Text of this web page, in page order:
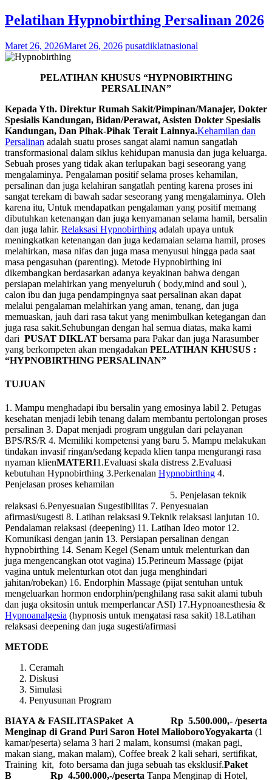
Pelatihan Hypnobirthing Persalinan 2026
Maret 26, 2026Maret 26, 2026 pusatdiklatnasional
PELATIHAN KHUSUS “HYPNOBIRTHING
PERSALINAN”
Kepada Yth. Direktur Rumah Sakit/Pimpinan/Manajer, Dokter
Spesialis Kandungan, Bidan/Perawat, Asisten Dokter Spesialis
Kandungan, Dan Pihak-Pihak Terait Lainnya.Kehamilan dan
Persalinan adalah suatu proses sangat alami namun sangatlah
transformasional dalam siklus kehidupan manusia dan juga keluarga.
Sebuah proses yang tidak akan terlupakan bagi seseorang yang
mengalaminya. Pengalaman positif selama proses kehamilan,
persalinan dan juga kelahiran sangatlah penting karena proses ini
sangat terekam di bawah sadar seseorang yang mengalaminya. Oleh
karena itu, Untuk mendapatkan pengalaman yang positif memang
dibutuhkan ketenangan dan juga kenyamanan selama hamil, bersalin
dan juga lahir. Relaksasi Hypnobirthing adalah upaya untuk
meningkatkan ketenangan dan juga kedamaian selama hamil, proses
melahirkan, masa nifas dan juga masa menyusui hingga pada saat
masa pengasuhan (parenting). Metode Hypnobirthing ini
dikembangkan berdasarkan adanya keyakinan bahwa dengan
persiapan melahirkan yang menyeluruh ( body,mind and soul ),
calon ibu dan juga pendampingnya saat persalinan akan dapat
melalui pengalaman melahirkan yang aman, tenang, dan juga
memuaskan, jauh dari rasa takut yang menimbulkan ketegangan dan
juga rasa sakit.Sehubungan dengan hal semua diatas, maka kami
dari PUSAT DIKLAT bersama para Pakar dan juga Narasumber
yang berkompeten akan mengadakan PELATIHAN KHUSUS :
“HYPNOBIRTHING PERSALINAN”
TUJUAN
1. Mampu menghadapi ibu bersalin yang emosinya labil 2. Petugas
kesehatan menjadi lebih tenang dalam membantu pertolongan proses
persalinan 3. Dapat menjadi program unggulan dari pelayanan
BPS/RS/R 4. Memiliki kompetensi yang baru 5. Mampu melakukan
tindakan invasif ringan/sedang kepada klien tanpa mengurangi rasa
nyaman klienMATERI1.Evaluasi skala distress 2.Evaluasi
kebutuhan Hypnobirthing 3.Perkenalan Hypnobirthing 4.
Penjelasan proses kehamilan
5. Penjelasan teknik
relaksasi 6.Penyesuaian Sugestibilitas 7. Penyesuaian
afirmasi/sugesti 8. Latihan relaksasi 9.Teknik relaksasi lanjutan 10.
Pendalaman relaksasi (deepening) 11. Latihan Ideo motor 12.
Komunikasi dengan janin 13. Persiapan persalinan dengan
hypnobirthing 14. Senam Kegel (Senam untuk melenturkan dan
juga mengencangkan otot vagina) 15.Perineum Massage (pijat
vagina untuk melenturkan otot dan juga menghindari
jahitan/robekan) 16. Endorphin Massage (pijat sentuhan untuk
mengeluarkan hormon endorphin/penghilang rasa sakit alami tubuh
dan juga oksitosin untuk memperlancar ASI) 17.Hypnoanesthesia &
Hypnoanalgesia (hypnosis untuk mengatasi rasa sakit) 18.Latihan
relaksasi deepening dan juga sugesti/afirmasi
METODE
Ceramah
Diskusi
Simulasi
Penyusunan Program
BIAYA & FASILITASPaket A Rp 5.500.000,- /peserta
Menginap di Grand Puri Saron Hotel MalioboroYogyakarta (1
kamar/peserta) selama 3 hari 2 malam, konsumsi (makan pagi,
makan siang, makan malam), Coffee break 2 kali sehari, sertifikat,
Training kit, foto bersama dan juga sebuah tas eksklusif.Paket
B
Rp 4.500.000,-/peserta Tanpa Menginap di Hotel,